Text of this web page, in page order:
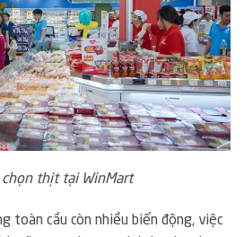
thịt tại WinMart
toàn cầu còn nhiều biến động, việc